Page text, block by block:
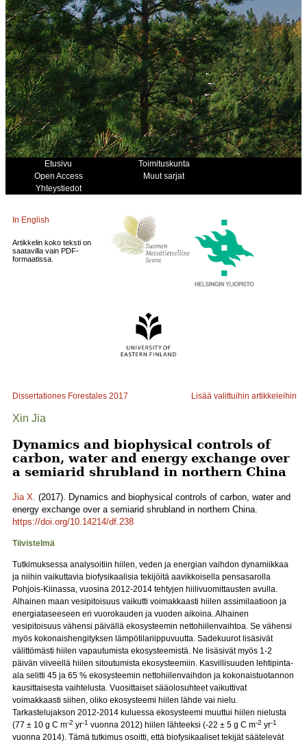
Etusivu
Toimituskunta
Open Access
Muut sarjat
Yhteystiedot
In English
Artikkelin koko teksti on
saatavilla vain PDF-
formaatissa.
Dissertationes Forestales 2017 Lisää valittuihin artikkeleihin
Xin Jia
Dynamics and biophysical controls of
carbon, water and energy exchange over
a semiarid shrubland in northern China
Jia X. (2017). Dynamics and biophysical controls of carbon, water and
energy exchange over a semiarid shrubland in northern China.
https://doi.org/10.14214/df.238
Tiivistelmä
Tutkimuksessa analysoitiin hiilen, veden ja energian vaihdon dynamiikkaa
ja niihin vaikuttavia biofysikaalisia tekijöitä aavikkoisella pensasarolla
Pohjois-Kiinassa, vuosina 2012-2014 tehtyjen hiilivuomittausten avulla.
Alhainen maan vesipitoisuus vaikutti voimakkaasti hiilen assimilaatioon ja
energiataseeseen eri vuorokauden ja vuoden aikoina. Alhainen
vesipitoisuus vähensi päivällä ekosysteemin nettohiilenvaihtoa. Se vähensi
myös kokonaishengityksen lämpötilariippuvuutta. Sadekuurot lisäsivät
välittömästi hiilen vapautumista ekosysteemistä. Ne lisäsivät myös 1-2
päivän viiveellä hiilen sitoutumista ekosysteemiin. Kasvillisuuden lehtipinta-
ala selitti 45 ja 65 % ekosysteemin nettohiilenvaihdon ja kokonaistuotannon
kausittaisesta vaihtelusta. Vuosittaiset sääolosuhteet vaikuttivat
voimakkaasti siihen, oliko ekosysteemi hiilen lähde vai nielu.
Tarkastelujakson 2012-2014 kuluessa ekosysteemi muuttui hiilen nielusta
(77 ± 10 g C m-2 yr-1 vuonna 2012) hiilen lähteeksi (-22 ± 5 g C m-2 yr-1
vuonna 2014). Tämä tutkimus osoitti, että biofysikaaliset tekijät säätelevät